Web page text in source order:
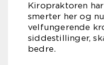
Kiropraktoren
smerter her og
velfungerende
siddestillinger,
bedre.